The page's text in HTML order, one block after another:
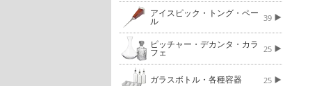
アイスピック・トング・ペー
ル 39
ピッチャー・デカンタ・カラ
フェ 25
ガラスボトル・各種容器 25